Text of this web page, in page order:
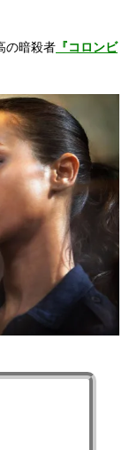
の暗殺者 『コロンビ